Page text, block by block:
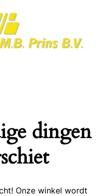
dingen
Onze winkel wordt